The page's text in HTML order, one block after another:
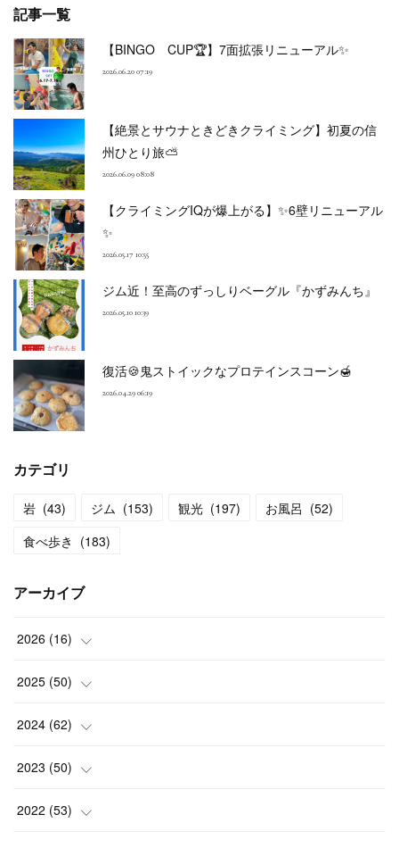
記事一覧
【BINGO CUP🏆】7面拡張リニューアル✨
2026.06.20 07:19
【絶景とサウナときどきクライミング】初夏の信
州ひとり旅⛅
2026.06.09 08:08
【クライミングIQが爆上がる】✨6壁リニューアル
✨
2026.05.17 10:55
ジム近！至高のずっしりベーグル『かずみんち』
2026.05.10 10:39
復活🍪鬼ストイックなプロテインスコーン🍯
2026.04.29 06:19
カテゴリ
岩 (43) ジム (153) 観光 (197) お風呂 (52)
食べ歩き (183)
アーカイブ
2026 (16)
(2)
(2)
(3)
(3)
2025 (50)
(3)
(4)
(4)
2024 (62)
(6)
(5)
2023 (50)
(7)
2022 (53)